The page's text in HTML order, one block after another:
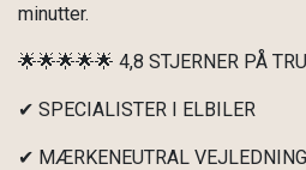
minutter.
🌟🌟🌟🌟🌟 4,8 STJERNER PÅ
✔ SPECIALISTER I ELBILER
✔ MÆRKENEUTRAL VEJLEDNING